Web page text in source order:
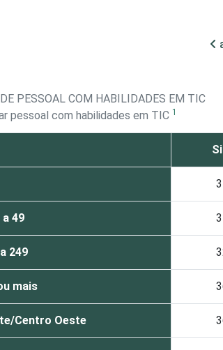
PESSOAL COM HABILIDADES EM TIC
pessoal com habilidades em TIC 1
a 49
249
mais
Centro Oeste